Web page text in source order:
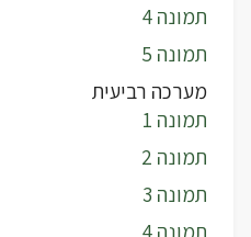
תמונה 4
תמונה 5
מערכה רביעית
תמונה 1
תמונה 2
תמונה 3